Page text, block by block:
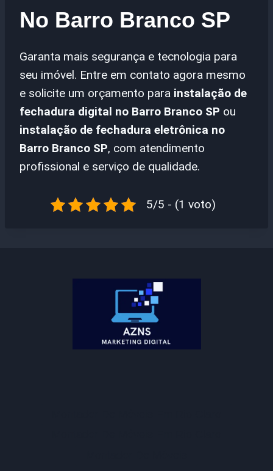
No Barro Branco SP
Garanta mais segurança e tecnologia para
seu imóvel. Entre em contato agora mesmo
e solicite um orçamento para instalação de
fechadura digital no Barro Branco SP ou
instalação de fechadura eletrônica no
Barro Branco SP, com atendimento
profissional e serviço de qualidade.
5/5 - (1 voto)